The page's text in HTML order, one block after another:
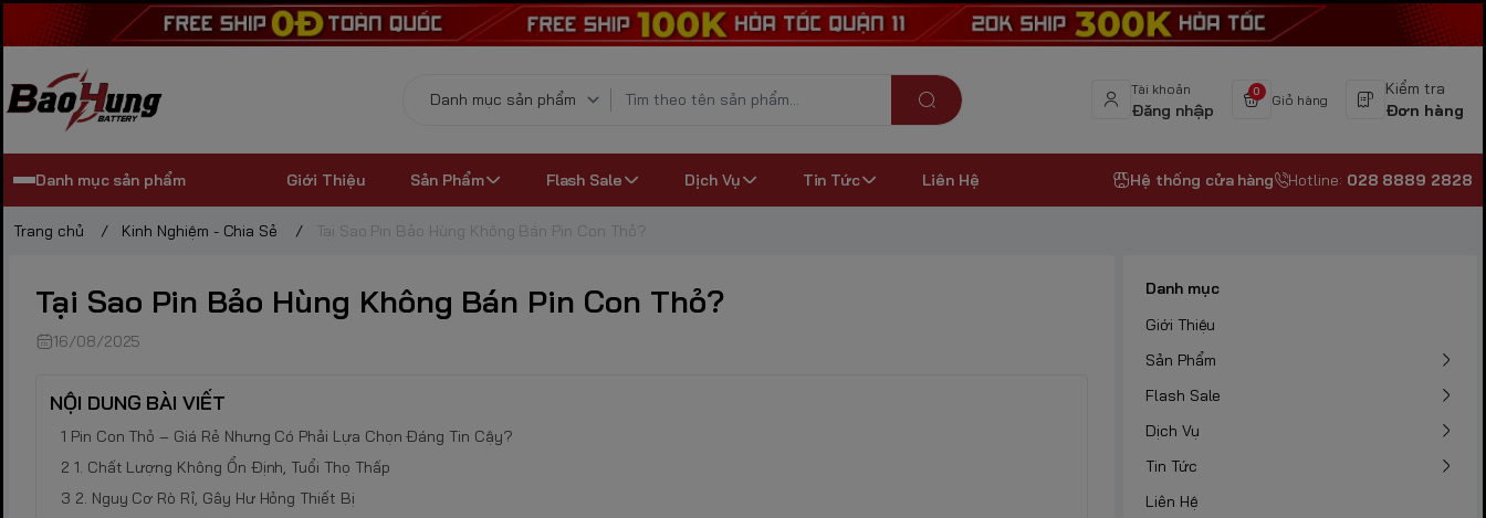
Tài khoản
Đăng nhập
0
Giỏ hàng
Kiểm tra
Đơn hàng
Danh mục sản phẩm Giới Thiệu Sản Phẩm Flash Sale Dịch Vụ Tin Tức Liên Hệ Hệ thống cửa hàng Hotline: 028 8889 2828
Trang chủ / Kinh Nghiệm - Chia Sẻ / Tại Sao Pin Bảo Hùng Không Bán Pin Con Thỏ?
Tại Sao Pin Bảo Hùng Không Bán Pin Con Thỏ?
16/08/2025
NỘI DUNG BÀI VIẾT
Pin Con Thỏ – Giá Rẻ Nhưng Có Phải Lựa Chọn Đáng Tin Cậy?
1. Chất Lượng Không Ổn Định, Tuổi Thọ Thấp
2. Nguy Cơ Rò Rỉ, Gây Hư Hỏng Thiết Bị
Danh mục
Giới Thiệu
Sản Phẩm
Flash Sale
Dịch Vụ
Tin Tức
Liên Hệ